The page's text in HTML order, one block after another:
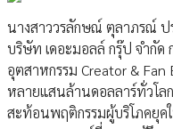
นางสาววรลักษณ์ ตุลาภรณ์ ป
บริษัท เดอะมอลล์ กรุ๊ป จำกัด
อุตสาหกรรม Creator & Fan
หลายแสนล้านดอลลาร์ทั่วโล
สะท้อนพฤติกรรมผู้บริโภคยุ